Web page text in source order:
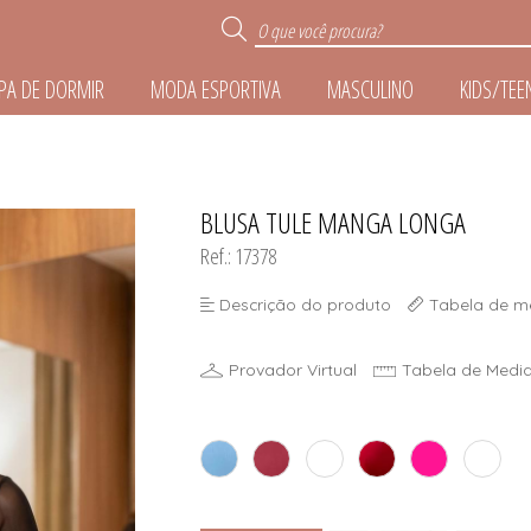
TODOS DE
DE DORMIR
TODOS DE ROUPA DE
MODA ESPORTIVA
TODOS DE MODA
MASCULINO
TODOS DE
KIDS/
TODOS DE KIDS/
TODOS DE
BLUSA TULE MANGA LONGA
Ref.: 17378
Descrição do produto Tabela de
Provador Virtual Tabela de